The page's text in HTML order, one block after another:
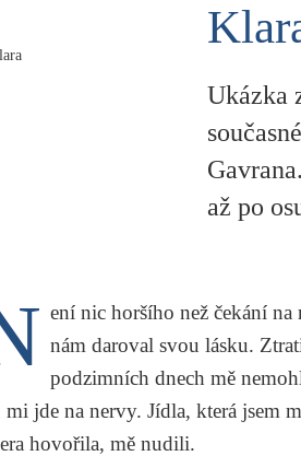
Ukázka
až po
ení nic horšího než čekání
nám daroval svou lásku.
podzimních dnech mě
jde na nervy. Jídla, která jsem
hovořila, mě nudili.